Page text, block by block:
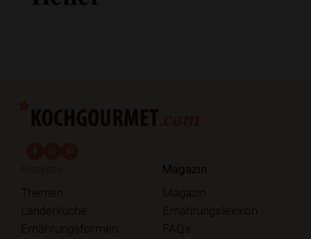
Themen
Länderküche
Ernährungsformen
Magazin
Magazin
Ernährungslexikon
FAQs